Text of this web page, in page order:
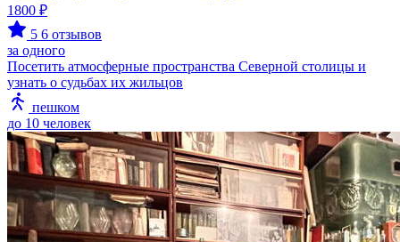
1800 ₽
5 6 отзывов
за одного
Посетить атмосферные пространства Северной столицы и
узнать о судьбах их жильцов
пешком
до 10 человек